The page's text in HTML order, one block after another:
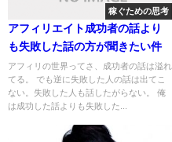
稼ぐための思考
アフィリエイト成功者の話より
も失敗した話の方が聞きたい件
アフィリの世界ってさ、成功者の話は溢れ
てる。 でも逆に失敗した人の話は出てこ
ない。失敗した人も話したがらない。 俺
は成功した話よりも失敗した...